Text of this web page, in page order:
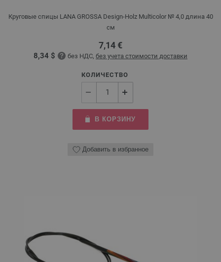
Круговые спицы LANA GROSSA Design-Holz Multicolor № 4,0 длина 40
см
7,14 €
8,34 $ без НДС, без учета стоимости доставки
КОЛИЧЕСТВО
В КОРЗИНУ
Добавить в избранное